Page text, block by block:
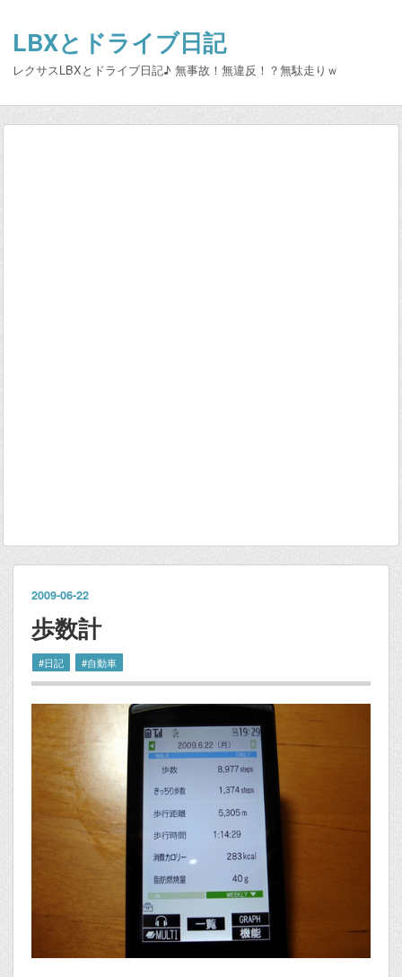
LBXとドライブ日記
レクサスLBXとドライブ日記♪ 無事故！無違反！？無駄走りｗ
2009-06-22
歩数計
#日記 #自動車